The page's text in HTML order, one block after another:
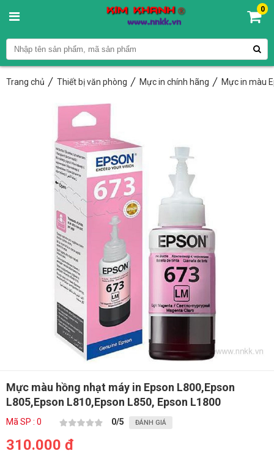
0
Trang chủ Thiết bị văn phòng Mực in chính hãng Mực in màu
Mực màu hồng nhạt máy in Epson L800,Epson
L805,Epson L810,Epson L850, Epson L1800
Mã SP : 0 0/5 ĐÁNH GIÁ
310.000 đ